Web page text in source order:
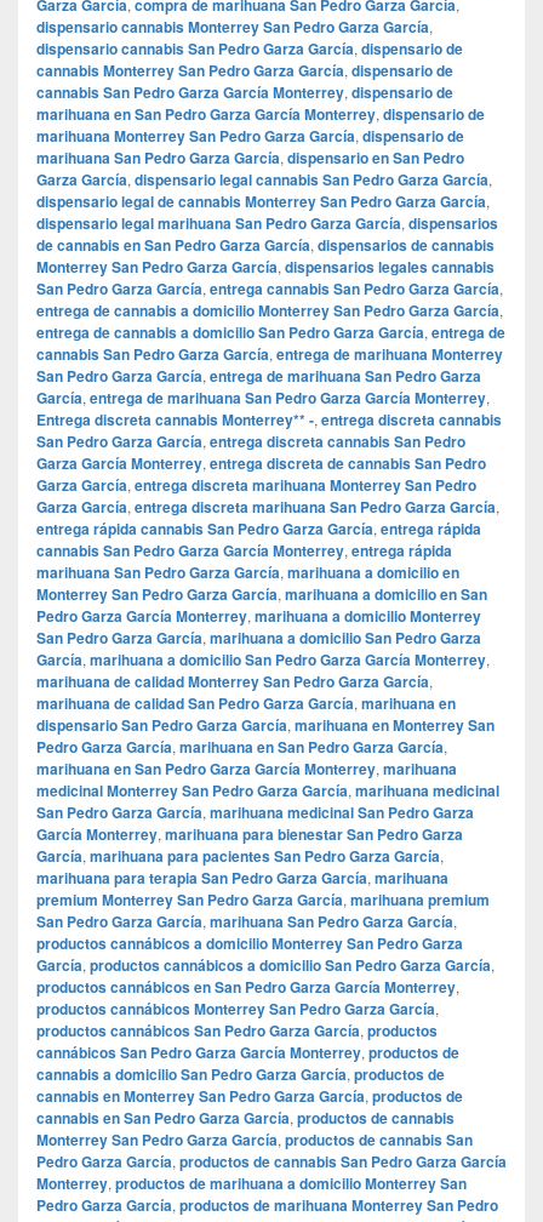
Garza García compra de marihuana San Pedro Garza García
dispensario cannabis Monterrey San Pedro Garza García,
dispensario cannabis San Pedro Garza García, dispensario de
cannabis Monterrey San Pedro Garza García, dispensario de
cannabis San Pedro Garza García Monterrey, dispensario de
marihuana en San Pedro Garza García Monterrey, dispensario de
marihuana Monterrey San Pedro Garza García, dispensario de
marihuana San Pedro Garza García, dispensario en San Pedro
Garza García, dispensario legal cannabis San Pedro Garza García,
dispensario legal de cannabis Monterrey San Pedro Garza García,
dispensario legal marihuana San Pedro Garza García, dispensarios
de cannabis en San Pedro Garza García, dispensarios de cannabis
Monterrey San Pedro Garza García, dispensarios legales cannabis
San Pedro Garza García, entrega cannabis San Pedro Garza García,
entrega de cannabis a domicilio Monterrey San Pedro Garza García,
entrega de cannabis a domicilio San Pedro Garza García, entrega de
cannabis San Pedro Garza García, entrega de marihuana Monterrey
San Pedro Garza García, entrega de marihuana San Pedro Garza
García, entrega de marihuana San Pedro Garza García Monterrey,
Entrega discreta cannabis Monterrey** -, entrega discreta cannabis
San Pedro Garza García, entrega discreta cannabis San Pedro
Garza García Monterrey, entrega discreta de cannabis San Pedro
Garza García, entrega discreta marihuana Monterrey San Pedro
Garza García, entrega discreta marihuana San Pedro Garza García,
entrega rápida cannabis San Pedro Garza García, entrega rápida
cannabis San Pedro Garza García Monterrey, entrega rápida
marihuana San Pedro Garza García, marihuana a domicilio en
Monterrey San Pedro Garza García, marihuana a domicilio en San
Pedro Garza García Monterrey, marihuana a domicilio Monterrey
San Pedro Garza García, marihuana a domicilio San Pedro Garza
García, marihuana a domicilio San Pedro Garza García Monterrey,
marihuana de calidad Monterrey San Pedro Garza García,
marihuana de calidad San Pedro Garza García, marihuana en
dispensario San Pedro Garza García, marihuana en Monterrey San
Pedro Garza García, marihuana en San Pedro Garza García,
marihuana en San Pedro Garza García Monterrey, marihuana
medicinal Monterrey San Pedro Garza García, marihuana medicinal
San Pedro Garza García, marihuana medicinal San Pedro Garza
García Monterrey, marihuana para bienestar San Pedro Garza
García, marihuana para pacientes San Pedro Garza García,
marihuana para terapia San Pedro Garza García, marihuana
premium Monterrey San Pedro Garza García, marihuana premium
San Pedro Garza García, marihuana San Pedro Garza García,
productos cannábicos a domicilio Monterrey San Pedro Garza
García, productos cannábicos a domicilio San Pedro Garza García,
productos cannábicos en San Pedro Garza García Monterrey,
productos cannábicos Monterrey San Pedro Garza García,
productos cannábicos San Pedro Garza García, productos
cannábicos San Pedro Garza García Monterrey, productos de
cannabis a domicilio San Pedro Garza García, productos de
cannabis en Monterrey San Pedro Garza García, productos de
cannabis en San Pedro Garza García, productos de cannabis
Monterrey San Pedro Garza García, productos de cannabis San
Pedro Garza García, productos de cannabis San Pedro Garza García
Monterrey, productos de marihuana a domicilio Monterrey San
Pedro Garza García, productos de marihuana Monterrey San Pedro